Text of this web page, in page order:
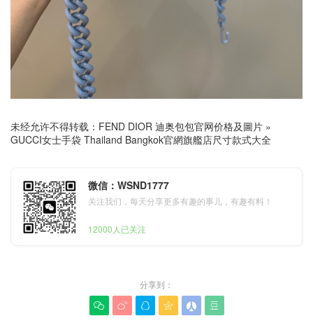
未经允许不得转载： FEND DIOR 迪奥包包官网价格及圖片 »
GUCCI女士手袋 Thailand Bangkok官網旗艦店尺寸款式大全
微信：WSND1777
关注我们，每天分享更多有趣的事儿，有趣有料！
12000人已关注
分享到：
     